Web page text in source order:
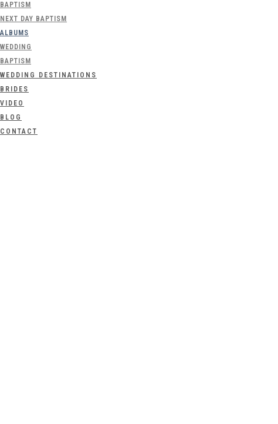
BAPTISM
NEXT DAY BAPTISM
ALBUMS
WEDDING
BAPTISM
WEDDING DESTINATIONS
BRIDES
VIDEO
BLOG
CONTACT